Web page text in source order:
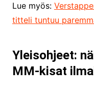
Lue myös:
titteli tuntuu
Yleisohjeet:
MM-kisat